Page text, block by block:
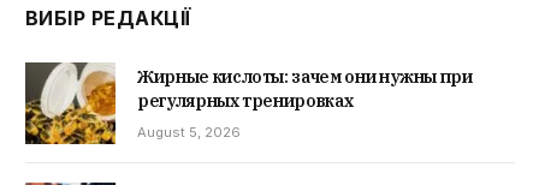
ВИБІР РЕДАКЦІЇ
Жирные кислоты: зачем они нужны при
регулярных тренировках
August 5, 2026